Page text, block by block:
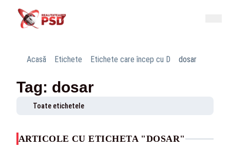
Acasă Etichete Etichete care încep cu D dosar
Tag: dosar
Toate etichetele
ARTICOLE CU ETICHETA "DOSAR"